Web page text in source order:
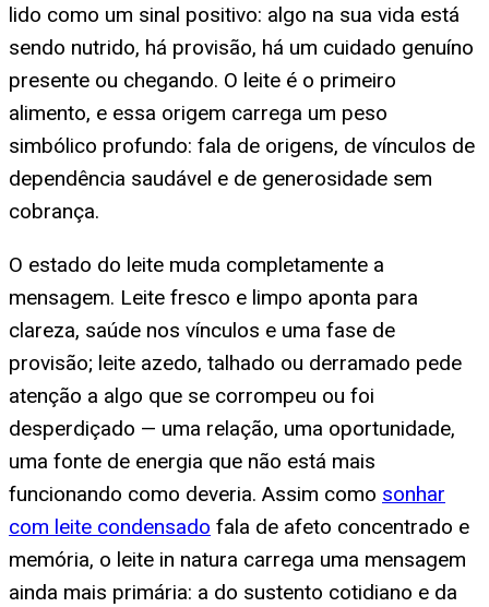
lido como um sinal positivo: algo na sua vida está
sendo nutrido, há provisão, há um cuidado genuíno
presente ou chegando. O leite é o primeiro
alimento, e essa origem carrega um peso
simbólico profundo: fala de origens, de vínculos de
dependência saudável e de generosidade sem
cobrança.
O estado do leite muda completamente a
mensagem. Leite fresco e limpo aponta para
clareza, saúde nos vínculos e uma fase de
provisão; leite azedo, talhado ou derramado pede
atenção a algo que se corrompeu ou foi
desperdiçado — uma relação, uma oportunidade,
uma fonte de energia que não está mais
funcionando como deveria. Assim como sonhar
com leite condensado fala de afeto concentrado e
memória, o leite in natura carrega uma mensagem
ainda mais primária: a do sustento cotidiano e da